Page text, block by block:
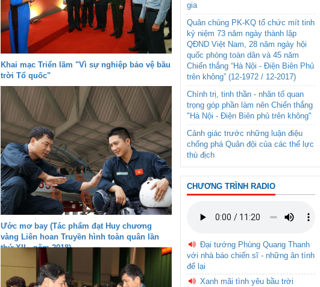
Khai mạc Triển lãm "Vì sự nghiệp bảo vệ bầu
trời Tổ quốc"
Ước mơ bay (Tác phẩm đạt Huy chương
vàng Liên hoan Truyền hình toàn quân lần
thứ XII - năm 2018)
gia
Quân chủng PK-KQ tổ chức mít tinh
kỷ niệm 73 năm ngày thành lập
QĐND Việt Nam, 28 năm ngày hội
quốc phòng toàn dân và 45 năm
Chiến thắng “Hà Nội - Điện Biên Phủ
trên không” (12-1972 / 12-2017)
Chính trị, tinh thần - nhân tố quan
trọng góp phần làm nên Chiến thắng
"Hà Nội - Điện Biên phủ trên không"
Cảnh giác trước những luận điệu
chống phá Quân đội của các thế lực
thù địch
CHƯƠNG TRÌNH RADIO
Đại tướng Phùng Quang Thanh
với nhà báo chiến sĩ - những ân tình
để lại
Xanh mãi tình yêu bầu trời